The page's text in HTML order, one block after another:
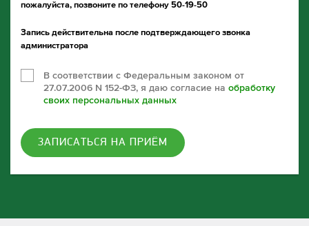
пожалуйста, позвоните по телефону 50-19-50
Запись действительна после подтверждающего звонка
администратора
В соответствии с Федеральным законом от
27.07.2006 N 152-ФЗ, я даю согласие на обработку
своих персональных данных
ЗАПИСАТЬСЯ НА ПРИЁМ